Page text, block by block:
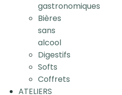
gastronomiques
Bières
sans
alcool
Digestifs
Softs
Coffrets
ATELIERS